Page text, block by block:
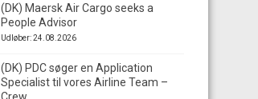
(DK) Maersk Air Cargo seeks a
People Advisor
Udløber: 24.08.2026
(DK) PDC søger en Application
Specialist til vores Airline Team –